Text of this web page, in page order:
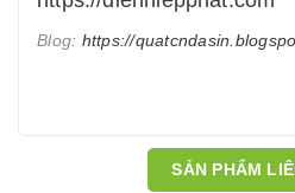
Blog: https://
SẢN PHẨM